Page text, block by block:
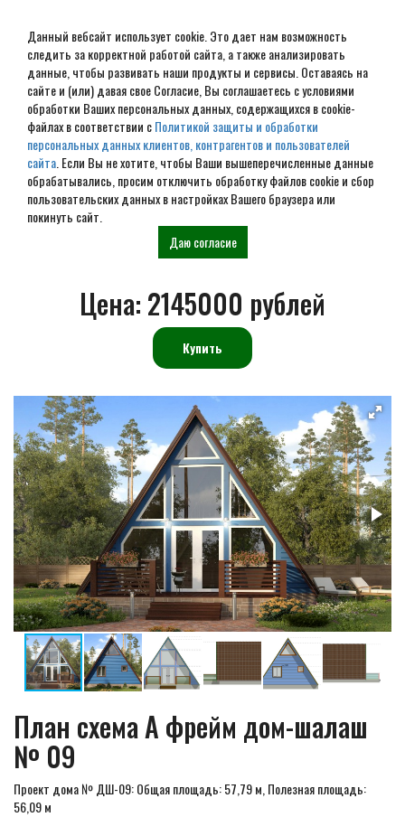
Данный вебсайт использует cookie. Это дает нам возможность
следить за корректной работой сайта, а также анализировать
данные, чтобы развивать наши продукты и сервисы. Оставаясь на
сайте и (или) давая свое Согласие, Вы соглашаетесь с условиями
обработки Ваших персональных данных, содержащихся в cookie-
файлах в соответствии сПолитикой защиты и обработки
персональных данных клиентов, контрагентов и пользователей
сайта . Если Вы не хотите, чтобы Ваши вышеперечисленные данные
обрабатывались, просим отключить обработку файлов cookie и сбор
пользовательских данных в настройках Вашего браузера или
покинуть сайт.
Даю согласие
А фрейм дом-шалаш №
ДШ-09
Главная Проекты Дома-шалаши А фрейм дом-шалаш № 09
Цена: 2145000 рублей
Купить
План схема А фрейм дом-шалаш
№ 09
Проект дома № ДШ-09: Общая площадь: 57,79 м, Полезная площадь:
56,09 м